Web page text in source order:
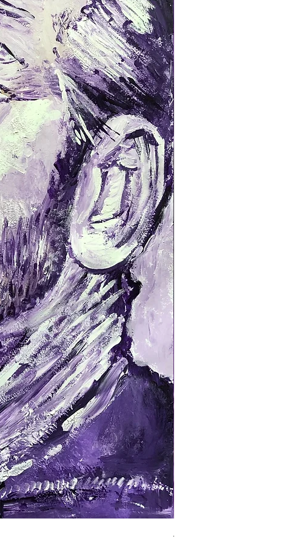
ALTER MANN VIOLETT